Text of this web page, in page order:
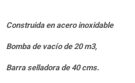
Construida en acero inoxidable
Bomba de vacío de 20 m3,
Barra selladora de 40 cms.